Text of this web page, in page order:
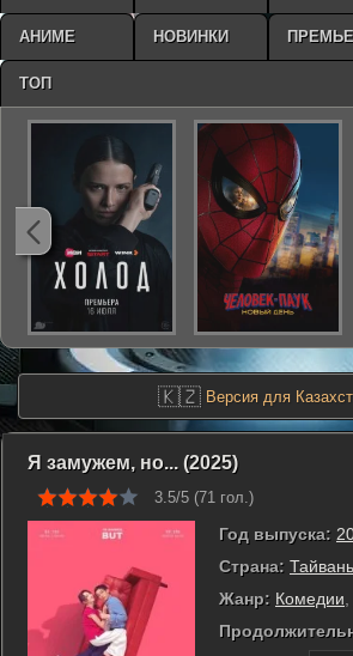
🇰🇿 Версия для
Я замужем, но... (2025)
3.5/5 (71 гол.)
Год выпуска:
Страна: Тайвань
Жанр: Комедии
АНИМЕ НОВИНКИ
ТОП